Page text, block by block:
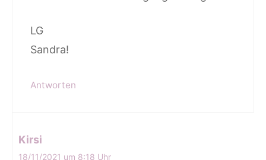
LG
Sandra!
Antworten
Kirsi
18/11/2021 um 8:18 Uhr